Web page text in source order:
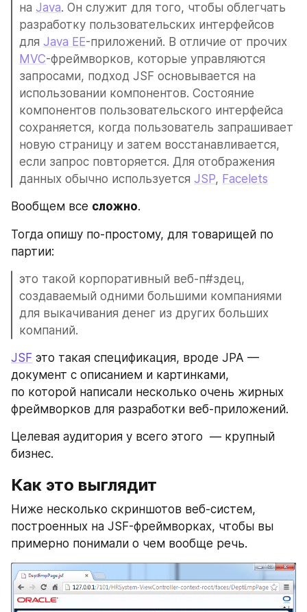
на Java. Он служит для того, чтобы облегчать
разработку пользовательских интерфейсов
для Java EE
MVC-фреймворков, которые управляются
запросами, подход JSF основывается на
использовании компонентов. Состояние
компонентов пользовательского интерфейса
сохраняется, когда пользователь запрашивает
новую страницу и затем восстанавливается,
если запрос повторяется. Для отображения
данных обычно используется JSP, Facelets
Вообщем все сложно.
Тогда опишу по-простому, для товарищей по
партии:
это такой корпоративный веб-п#здец,
создаваемый одними большими компаниями
для выкачивания денег из других больших
компаний.
JSF это такая спецификация, вроде JPA —
документ с описанием и картинками,
по которой написали несколько очень жирных
фреймворков для разработки веб-приложений.
Целевая аудитория у всего этого  — крупный
бизнес.
Как это выглядит
Ниже несколько скриншотов веб-систем,
построенных на JSF-фреймворках, чтобы вы
примерно понимали о чем вообще речь.